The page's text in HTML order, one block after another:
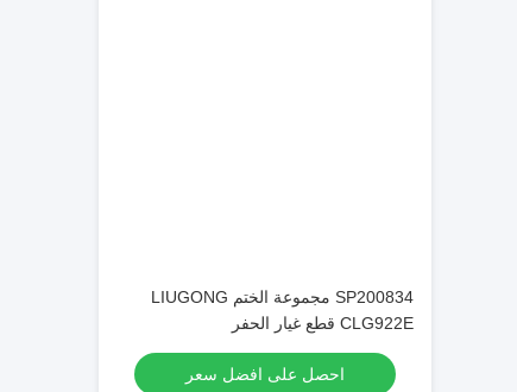
SP200834 مجموعة الختم LIUGONG
CLG922E قطع غيار الحفر
احصل على افضل سعر